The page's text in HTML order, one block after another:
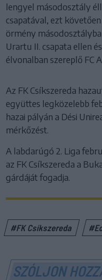
lengyel másodosztály
csapatával, ezt
örmény
Urartu II. csapata ellen
élvonalban szereplő FC
Az FK Csíkszereda
együttes legközelebb
hazai pályán a Dési
mérkőzést.
A labdarúgó 2. Liga
az FK Csíkszereda a
gárdáját fogadja.
#FK Csíkszereda
SZÓLJON